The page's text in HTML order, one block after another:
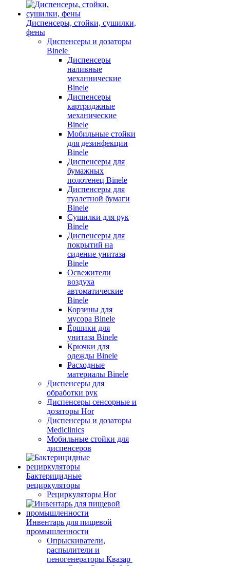
Диспенсеры, стойки, сушилки,
фены
Диспенсеры и дозаторы
Binele
Диспенсеры
наливные
механнические
Binele
Диспенсеры
картриджные
механические
Binele
Мобильные стойки
для дезинфекции
Binele
Диспенсеры для
бумажных
полотенец Binele
Диспенсеры для
туалетной бумаги
Binele
Сушилки для рук
Binele
Диспенсеры для
покрытий на
сидение унитаза
Binele
Освежители
воздуха
автоматические
Binele
Корзины для
мусора Binele
Ёршики для
унитаза Binele
Крючки для
одежды Binele
Расходные
материалы Binele
Диспенсеры для
обработки рук
Диспенсеры сенсорные и
дозаторы Hor
Диспенсеры и дозаторы
Mediclinics
Мобильные стойки для
диспенсеров
Бактерицидные
рециркуляторы
Рециркуляторы Hor
Инвентарь для пищевой
промышленности
Опрыскиватели,
распылители и
пеногенераторы Квазар